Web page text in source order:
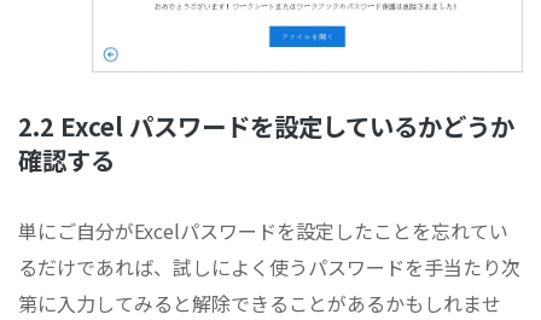
2.2 Excel パスワードを設定しているかどうか
確認する
単にご自分がExcelパスワードを設定したことを忘れてい
るだけであれば、試しによく使うパスワードを手当たり次
第に入力してみると解除できることがあるかもしれませ